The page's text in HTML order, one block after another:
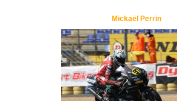
Mickaël Perrin